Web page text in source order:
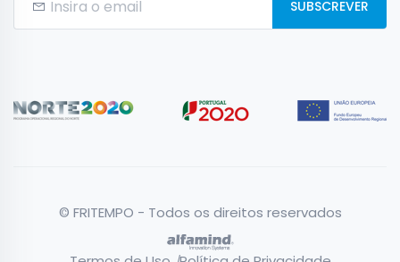
SUBSCREVER
© FRITEMPO - Todos os direitos reservados